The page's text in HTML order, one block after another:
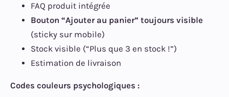
FAQ produit intégrée
Bouton “Ajouter au panier” toujours visible
(sticky sur mobile)
Stock visible (“Plus que 3 en stock !”)
Estimation de livraison
Codes couleurs psychologiques :